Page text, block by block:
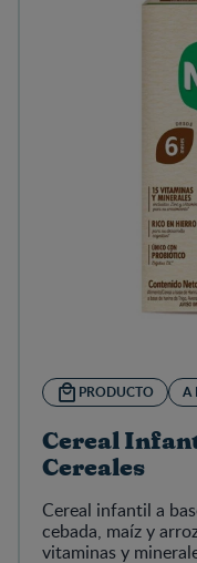
PRODUCTO A
Cereal
Cereales
Cereal infantil a
cebada, maíz y
vitaminas y